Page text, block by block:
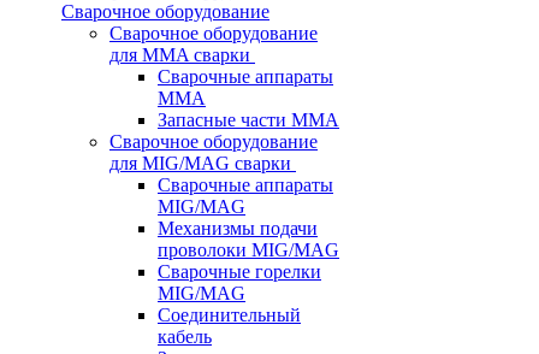
Сварочное оборудование
Сварочное оборудование
для MMA сварки
Сварочные аппараты
MMA
Запасные части MMA
Сварочное оборудование
для MIG/MAG сварки
Сварочные аппараты
MIG/MAG
Механизмы подачи
проволоки MIG/MAG
Сварочные горелки
MIG/MAG
Соединительный
кабель